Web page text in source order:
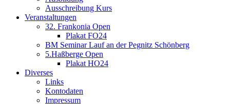
Ausschreibung Kurs
Veranstaltungen
32. Frankonia Open
Plakat FO24
BM Seminar Lauf an der Pegnitz Schönberg
5.Haßberge Open
Plakat HO24
Diverses
Links
Kontodaten
Impressum